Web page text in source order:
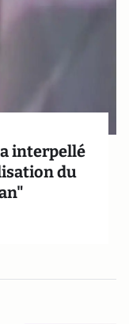
interpellé
du